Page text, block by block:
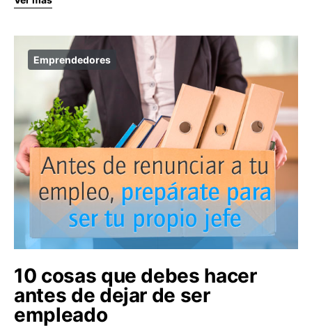
Emprendedores
10 cosas que debes hacer
antes de dejar de ser
empleado